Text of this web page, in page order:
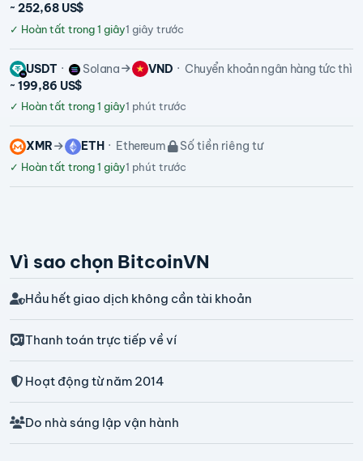
~ 252,68 US$
✓ Hoàn tất trong 1 giây1 giây trước
USDT Solana VND
Chuyển khoản ngân hàng tức thì
~ 199,86 US$
✓ Hoàn tất trong 1 giây1 phút trước
XMR ETH Ethereum Số tiền riêng tư
✓ Hoàn tất trong 1 giây1 phút trước
Vì sao chọn BitcoinVN
Hầu hết giao dịch không cần tài khoản
Thanh toán trực tiếp về ví
Hoạt động từ năm 2014
Do nhà sáng lập vận hành